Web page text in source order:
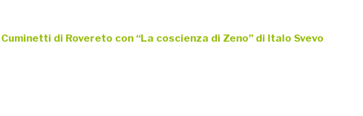
di Rovereto con “La coscienza di Zeno” di Italo Svevo